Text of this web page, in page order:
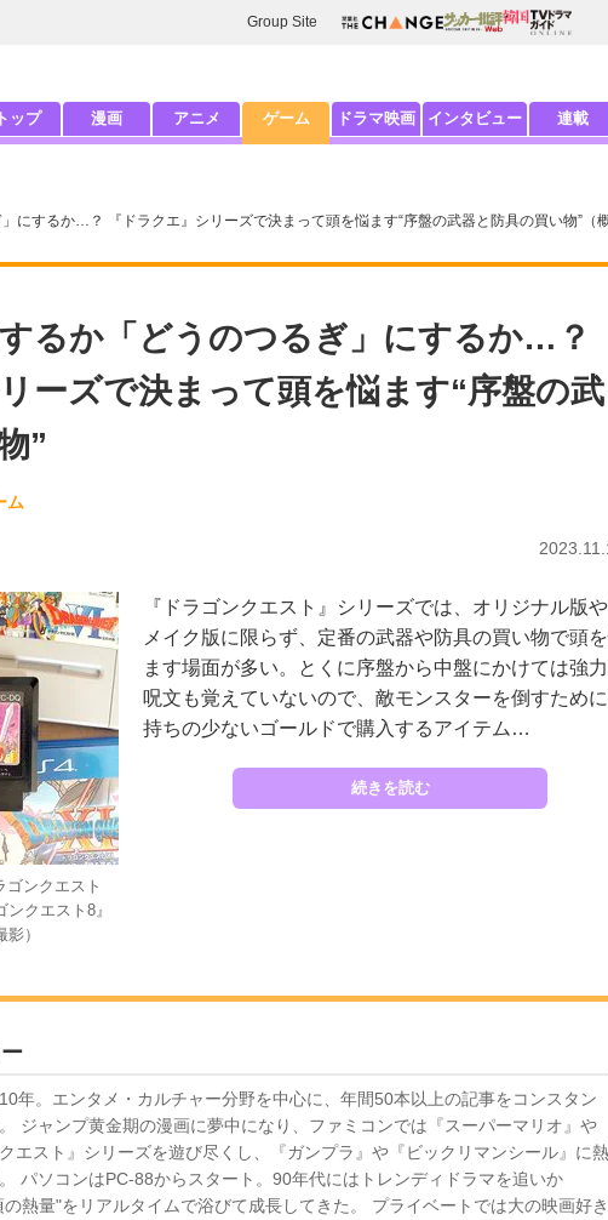
Group Site
トップ 漫画 アニメ ゲーム ドラマ映画 インタビュー 連載
」にするか…？ 『ドラクエ』シリーズで決まって頭を悩ます“序盤の武器と防具の買い物”（
するか「どうのつるぎ」にするか…？
ーズで決まって頭を悩ます“序盤の武
”
ム
ンクエスト
クエスト8』
）
『ドラゴンクエスト』シリーズでは、オリジナル版や
メイク版に限らず、定番の武器や防具の買い物で頭
ます場面が多い。とくに序盤から中盤にかけては強
呪文も覚えていないので、敵モンスターを倒すため
持ちの少ないゴールドで購入するアイテム…
続きを読む
年。エンタメ・カルチャー分野を中心に、年間50本以上の記事をコンスタン
ジャンプ黄金期の漫画に夢中になり、ファミコンでは『スーパーマリオ』や
クエスト』シリーズを遊び尽くし、『ガンプラ』や『ビックリマンシール』に熱
パソコンはPC-88からスタート。90年代にはトレンディドラマを追いか
の熱量"をリアルタイムで浴びて成長してきた。 プライベートでは大の映画好き